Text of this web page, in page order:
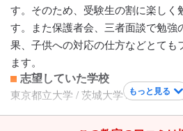
す。そのため、受験生の割に楽しく
す。また保護者会、三者面談で勉強
果、子供への対応の仕方などとても
ます。
志望していた学校
東京都立大学 / 茨城大学 / 高崎経済
もっと見る